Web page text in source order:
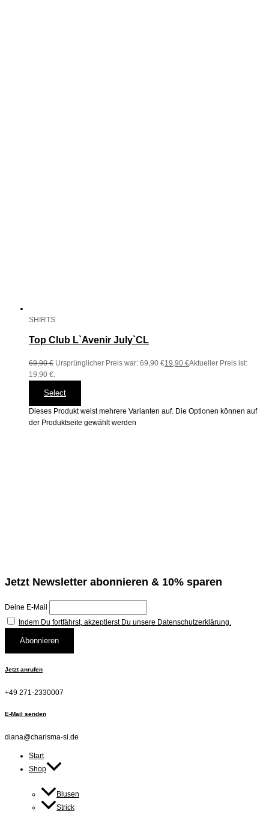
SHIRTS
Top Club L`Avenir July`CL
69,90€ Ursprünglicher Preis war: 69,90 €19,90 €Aktueller Preis ist:
19,90 €.
Select
Dieses Produkt weist mehrere Varianten auf. Die Optionen können auf
der Produktseite gewählt werden
Jetzt Newsletter abonnieren & 10% sparen
Deine E-Mail
Indem Du fortfährst, akzeptierst Du unsere Datenschutzerklärung.
Jetzt anrufen
+49 271-2330007
E-Mail senden
diana@charisma-si.de
Start
Shop
Blusen
Strick